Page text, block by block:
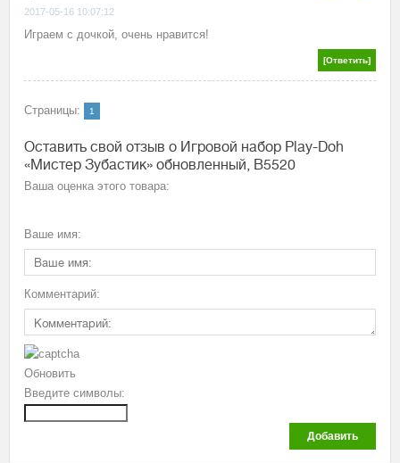
2017-05-16 10:07:12
Играем с дочкой, очень нравится!
[Ответить]
Страницы: 1
Оставить свой отзыв о Игровой набор Play-Doh
«Мистер Зубастик» обновленный, B5520
Ваша оценка этого товара:
Ваше имя:
Комментарий:
Обновить
Введите символы:
Добавить